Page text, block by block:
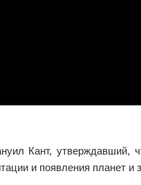
Кант, утверждавший,
и появления планет и